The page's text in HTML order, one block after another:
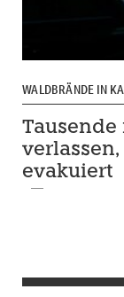
WALDBRÄNDE IN
Tausende
evakuiert